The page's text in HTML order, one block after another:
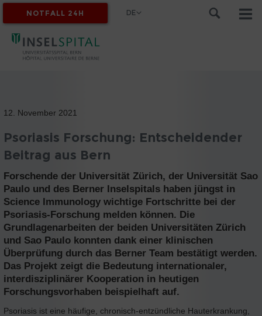
MYINSEL
NOTFALL 24H DE
12. November 2021
Psoriasis Forschung: Entscheidender
Beitrag aus Bern
Forschende der Universität Zürich, der Universität Sao
Paulo und des Berner Inselspitals haben jüngst in
Science Immunology wichtige Fortschritte bei der
Psoriasis-Forschung melden können. Die
Grundlagenarbeiten der beiden Universitäten Zürich
und Sao Paulo konnten dank einer klinischen
Überprüfung durch das Berner Team bestätigt werden.
Das Projekt zeigt die Bedeutung internationaler,
interdisziplinärer Kooperation in heutigen
Forschungsvorhaben beispielhaft auf.
Psoriasis ist eine häufige, chronisch-entzündliche Hauterkrankung,